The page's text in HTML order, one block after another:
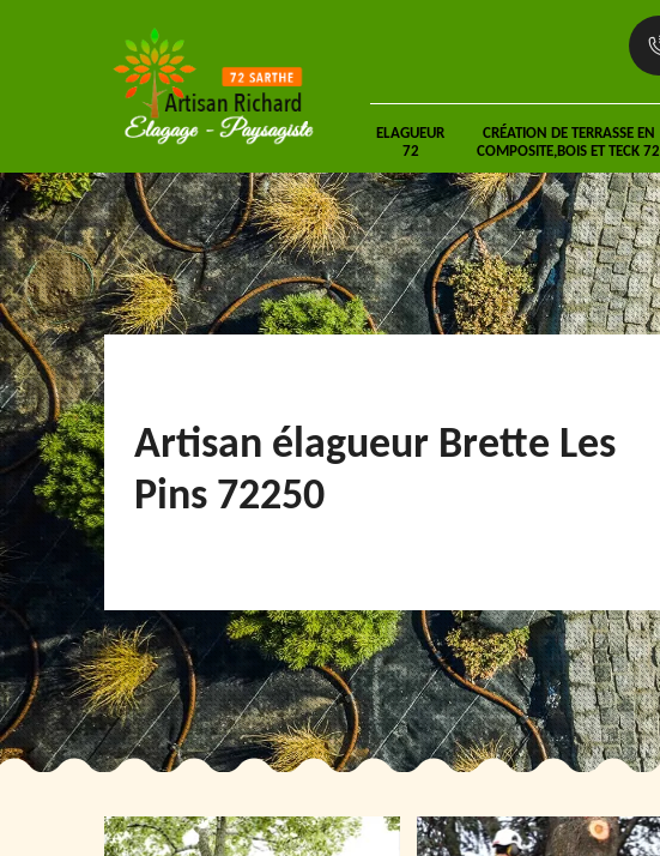
ELAGUEUR
72
CRÉATION DE TERRASSE EN
COMPOSITE,BOIS ET TECK 72
Artisan élagueur Brette Les
Pins 72250